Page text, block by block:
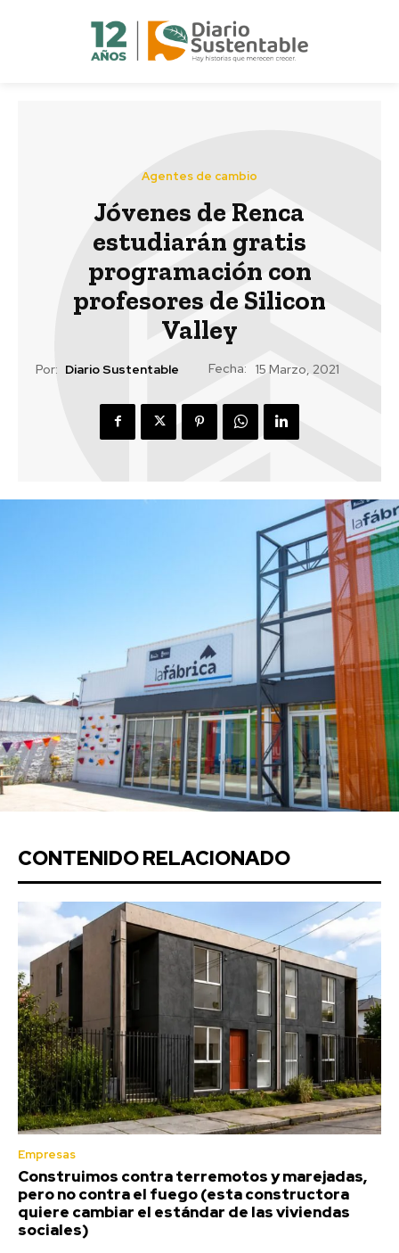
Agentes de cambio
Jóvenes de Renca
estudiarán gratis
programación con
profesores de Silicon
Valley
Por: Diario Sustentable Fecha: 15 Marzo, 2021
CONTENIDO RELACIONADO
Empresas
Construimos contra terremotos y marejadas,
pero no contra el fuego (esta constructora
quiere cambiar el estándar de las viviendas
sociales)